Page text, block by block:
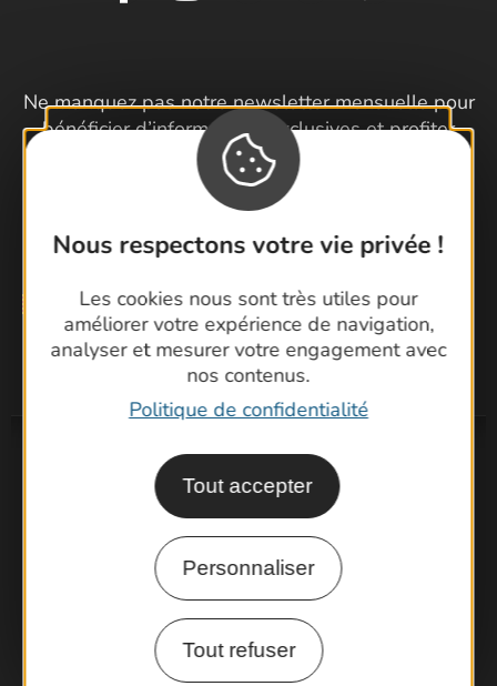
Nous respectons votre vie privée !
Les cookies nous sont très utiles pour
améliorer votre expérience de navigation,
analyser et mesurer votre engagement avec
nos contenus.
Politique de confidentialité
Tout accepter
Personnaliser
Tout refuser
Ne manquez pas notre newsletter mensuelle pour
bénéficier d’informations exclusives et profiter
pleinement de votre séjour dans le Gard.
Je m'inscris à la newsletter